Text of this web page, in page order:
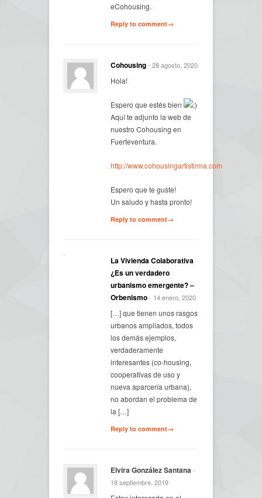
eCohousing.
Reply to comment→
Cohousing- 28 agosto, 2020
Hola!
Espero que estés bien
Aquí te adjunto la web de
nuestro Cohousing en
Fuerteventura.
http://www.cohousingartistirma.com
Espero que te guste!
Un saludo y hasta pronto!
Reply to comment→
La Vivienda Colaborativa
¿Es un verdadero
urbanismo emergente? –
Orbenismo- 14 enero, 2020
[…] que tienen unos rasgos
urbanos ampliados, todos
los demás ejemplos,
verdaderamente
interesantes (co-housing,
cooperativas de uso y
nueva aparcería urbana),
no abordan el problema de
la […]
Reply to comment→
Elvira González Santana-
18 septiembre, 2019